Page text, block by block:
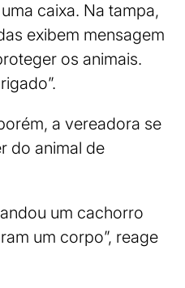
caixa. Na tampa,
exibem mensagem
os animais.
a vereadora se
do animal de
um cachorro
um corpo”, reage